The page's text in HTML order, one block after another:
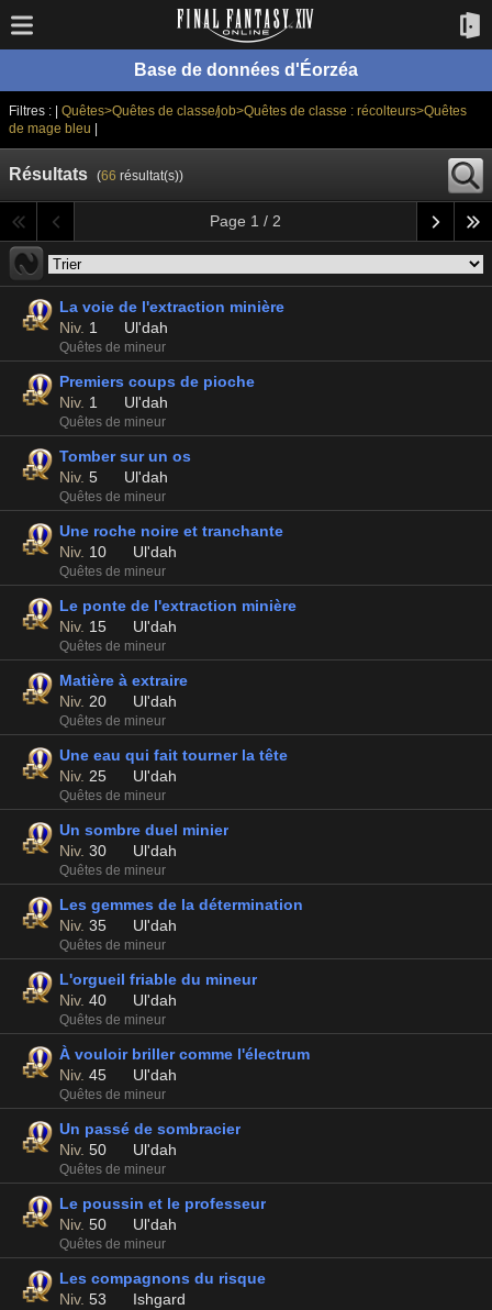
Base de données d'Éorzéa
Filtres : | Quêtes>Quêtes de classe/job>Quêtes de classe : récolteurs>Quêtes
de mage bleu
Résultats (66 résultat(s))
Page 1 / 2
La voie de l'extraction minière
Niv. 1 Ul'dah
Quêtes de mineur
Premiers coups de pioche
Niv. 1 Ul'dah
Quêtes de mineur
Tomber sur un os
Niv. 5 Ul'dah
Quêtes de mineur
Une roche noire et tranchante
Niv. 10 Ul'dah
Quêtes de mineur
Le ponte de l'extraction minière
Niv. 15 Ul'dah
Quêtes de mineur
Matière à extraire
Niv. 20 Ul'dah
Quêtes de mineur
Une eau qui fait tourner la tête
Niv. 25 Ul'dah
Quêtes de mineur
Un sombre duel minier
Niv. 30 Ul'dah
Quêtes de mineur
Les gemmes de la détermination
Niv. 35 Ul'dah
Quêtes de mineur
L'orgueil friable du mineur
Niv. 40 Ul'dah
Quêtes de mineur
À vouloir briller comme l'électrum
Niv. 45 Ul'dah
Quêtes de mineur
Un passé de sombracier
Niv. 50 Ul'dah
Quêtes de mineur
Le poussin et le professeur
Niv. 50 Ul'dah
Quêtes de mineur
Les compagnons du risque
Niv. 53 Ishgard